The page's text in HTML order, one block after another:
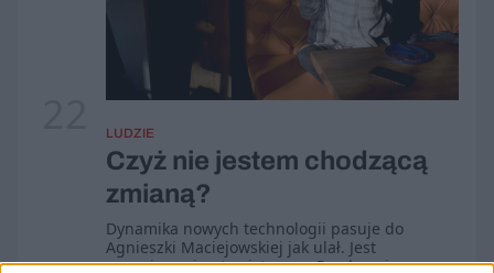
LUDZIE
Czyż nie jestem chodzącą
zmianą?
Dynamika nowych technologii pasuje do
Agnieszki Maciejowskiej jak ulał. Jest
energiczna i optymistyczna. Przekonuje